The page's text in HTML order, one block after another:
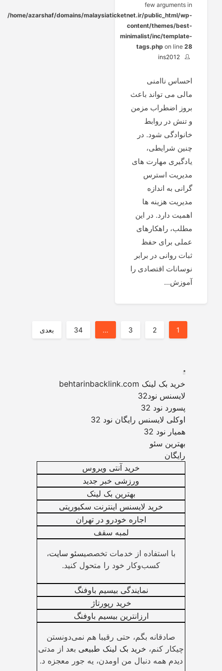
few arguments in
/home/azarshaf/domains/malaysiaticketnet.ir/public_html/wp-
content/themes/best-
minimalist/inc/template-
tags.php on line 28
ins2012
احساس ناامنی
مالی می تواند باعث
بروز اضطراب مزمن
و تنش در روابط
خانوادگی شود. در
چنین شرایطی،
یادگیری مهارت های
مدیریت استرس
گرانی به اندازه
مدیریت هزینه ها
اهمیت دارد. در این
مطلب، راهکارهای
عملی برای حفظ
ثبات روانی در برابر
نوسانات اقتصادی را
آموزش...
صفحه‌بندی
1
2
3
…
34 بعدی
.
خرید بک لینک behtarinbacklink.com
لایسنس نود32
پسورد نود 32
اوکلی لایسنس رایگان نود 32
همیار نود 32
بهترین سئو
رایگان
خرید آنتی ویروس
ورزشی خبر جدید
بهترین بک لینک
خرید لایسنس اینترنت سکیوریتی
اجاره خودرو در تهران
لمبه سقف
با استفاده از خدمات تخصصیسئو سایت،
کسب‌وکار خود را متحول کنید.
نمایندگی بیسیم باوفنگ
خرید رپورتاژ
ارزانترین بیسیم باوفنگ
صادقانه بگم، حتی رقیبا هم نمی‌دونستن
چیکار کنم، خرید بک لینک طبیعی بعد از مدتی
دیدم همه دنبال من اومدن، یه جور معجزه د.